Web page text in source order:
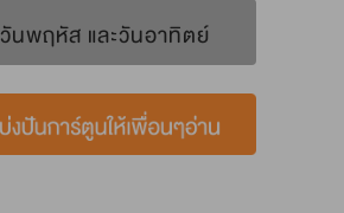
วันพฤหัส และวันอาทิตย์